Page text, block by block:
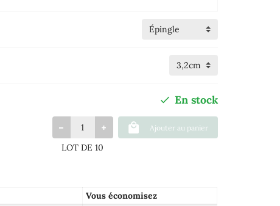
En stock
Ajouter au panier
LOT DE 10
Vous économisez